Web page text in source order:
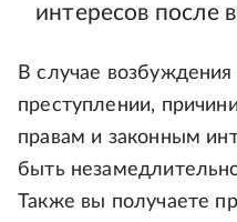
интересов после
В случае
преступлении,
правам и законным
быть
Также вы получаете